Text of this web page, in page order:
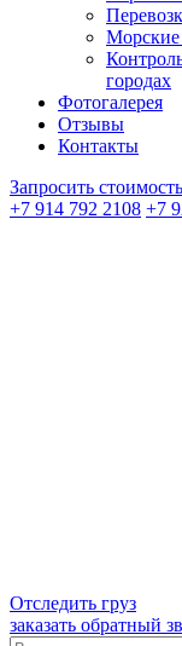
Морские
городах
Фотогалерея
Отзывы
Контакты
Запросить стоимость
+7 914 792 2108 +7
Отследить груз
заказать обратный